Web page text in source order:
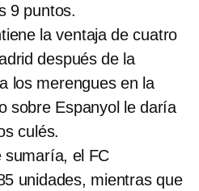
9 puntos.
la ventaja de cuatro
después de la
los merengues en la
sobre Espanyol le daría
culés.
sumaría, el FC
unidades, mientras que